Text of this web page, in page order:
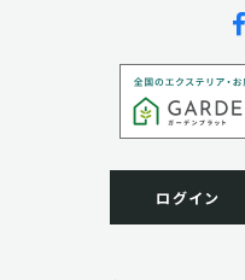
個人情報の取扱い
弊社は事業運営上、お
るために業務の一部を
客様には、貴殿の個人
ログイン